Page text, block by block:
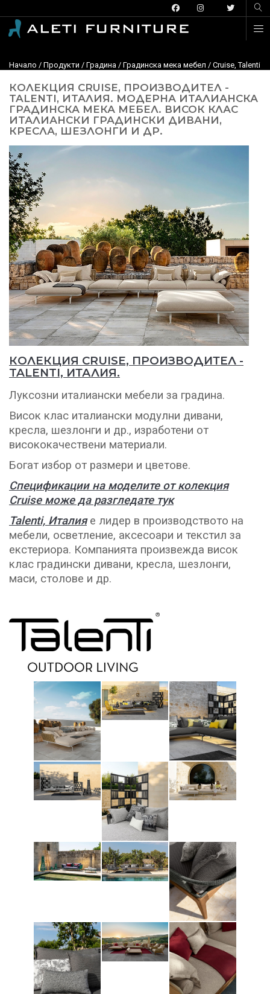
Начало / Продукти / Градина / Градинска мека мебел / Cruise, Talenti.
КОЛЕКЦИЯ CRUISE, ПРОИЗВОДИТЕЛ -
TALENTI, ИТАЛИЯ. МОДЕРНА ИТАЛИАНСКА
ГРАДИНСКА МЕКА МЕБЕЛ. ВИСОК КЛАС
ИТАЛИАНСКИ ГРАДИНСКИ ДИВАНИ,
КРЕСЛА, ШЕЗЛОНГИ И ДР.
КОЛЕКЦИЯ CRUISE, ПРОИЗВОДИТЕЛ -
TALENTI, ИТАЛИЯ.
Луксозни италиански мебели за градина.
Висок клас италиански модулни дивани,
кресла, шезлонги и др., изработени от
висококачествени материали.
Богат избор от размери и цветове.
Спецификации на моделите от колекция
Cruise може да разгледате тук
Talenti, Италияе лидер в производството на
мебели, осветление, аксесоари и текстил за
екстериора. Компанията произвежда висок
клас градински дивани, кресла, шезлонги,
маси, столове и др.